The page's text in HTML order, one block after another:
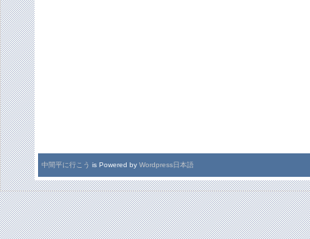
中間平に行こう is Powered by Wordpress日本語